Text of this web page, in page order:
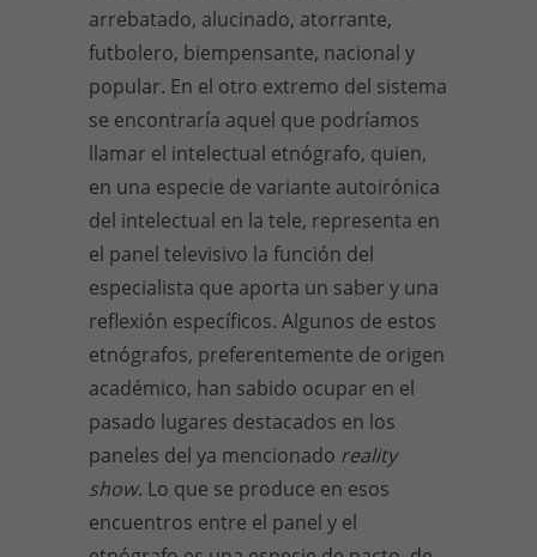
arrebatado, alucinado, atorrante,
futbolero, biempensante, nacional y
popular. En el otro extremo del sistema
se encontraría aquel que podríamos
llamar el intelectual etnógrafo, quien,
en una especie de variante autoirónica
del intelectual en la tele, representa en
el panel televisivo la función del
especialista que aporta un saber y una
reflexión específicos. Algunos de estos
etnógrafos, preferentemente de origen
académico, han sabido ocupar en el
pasado lugares destacados en los
paneles del ya mencionado reality
show. Lo que se produce en esos
encuentros entre el panel y el